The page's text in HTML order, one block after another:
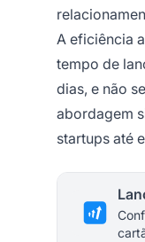
A eficiência
tempo de
dias, e não
abordagem
startups até